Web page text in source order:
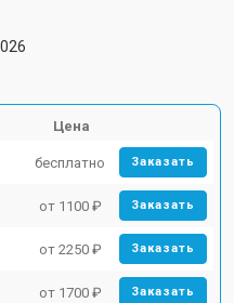
Цена
бесплатно Заказать
от 1100 ₽ Заказать
от 2250 ₽ Заказать
от 1700 ₽ Заказать